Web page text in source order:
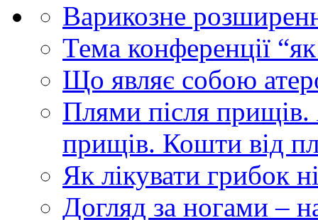
Варикозне
Тема конференції
Що являє собою
Плями після
прищів. Кошти від
Як лікувати грибок
Догляд за ногами –